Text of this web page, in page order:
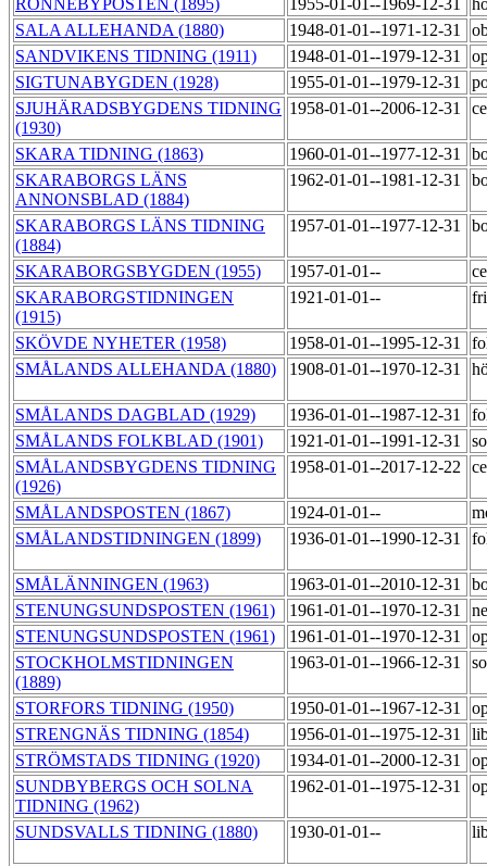
RONNEBYPOSTEN (1895) 1955-01-01--1969-12-31
SALA ALLEHANDA (1880)
1948-01-01--1971-12-31
SANDVIKENS TIDNING (1911)
1948-01-01--1979-12-31
SIGTUNABYGDEN (1928)
1955-01-01--1979-12-31
SJUHÄRADSBYGDENS TIDNING
(1930)
1958-01-01--2006-12-31
SKARA TIDNING (1863) 1960-01-01--1977-12-31
SKARABORGS LÄNS
ANNONSBLAD (1884)
1962-01-01--1981-12-31
SKARABORGS LÄNS TIDNING
(1884)
1957-01-01--1977-12-31
SKARABORGSBYGDEN (1955) 1957-01-01--
SKARABORGSTIDNINGEN
(1915)
1921-01-01--
SKÖVDE NYHETER (1958) 1958-01-01--1995-12-31
SMÅLANDS ALLEHANDA (1880)
1908-01-01--1970-12-31
SMÅLANDS DAGBLAD (1929) 1936-01-01--1987-12-31
SMÅLANDS FOLKBLAD (1901)
1921-01-01--1991-12-31
SMÅLANDSBYGDENS TIDNING
(1926)
1958-01-01--2017-12-22
SMÅLANDSPOSTEN (1867) 1924-01-01--
SMÅLANDSTIDNINGEN (1899)
1936-01-01--1990-12-31
SMÅLÄNNINGEN (1963) 1963-01-01--2010-12-31
STENUNGSUNDSPOSTEN (1961)
1961-01-01--1970-12-31
STENUNGSUNDSPOSTEN (1961)
1961-01-01--1970-12-31
STOCKHOLMSTIDNINGEN
(1889)
1963-01-01--1966-12-31
STORFORS TIDNING (1950) 1950-01-01--1967-12-31
STRENGNÄS TIDNING (1854)
1956-01-01--1975-12-31
STRÖMSTADS TIDNING (1920)
1934-01-01--2000-12-31
SUNDBYBERGS OCH SOLNA
TIDNING (1962)
1962-01-01--1975-12-31
SUNDSVALLS TIDNING (1880) 1930-01-01--